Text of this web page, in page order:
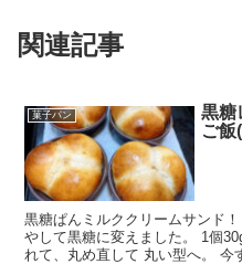
関連記事
菓子パン
黒糖
ご飯
黒糖ぱんミルククリームサンド
やして黒糖に変えました。 1個
れて、丸め直して 丸い型へ。 今